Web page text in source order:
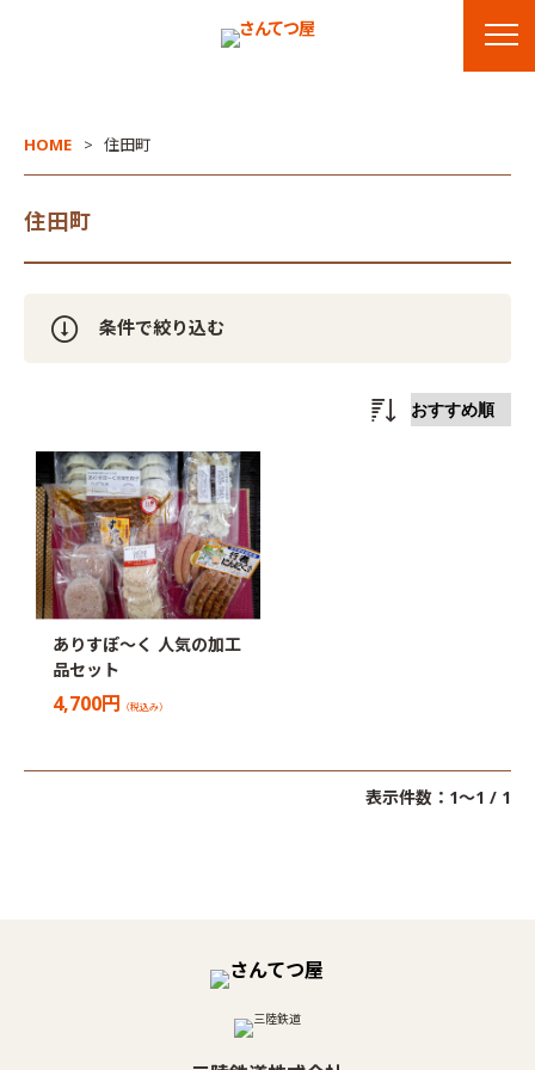
HOME 住田町
住田町
条件で絞り込む
ありすぽ〜く 人気の加工
品セット
4,700円 （税込み）
表示件数：1～1 / 1